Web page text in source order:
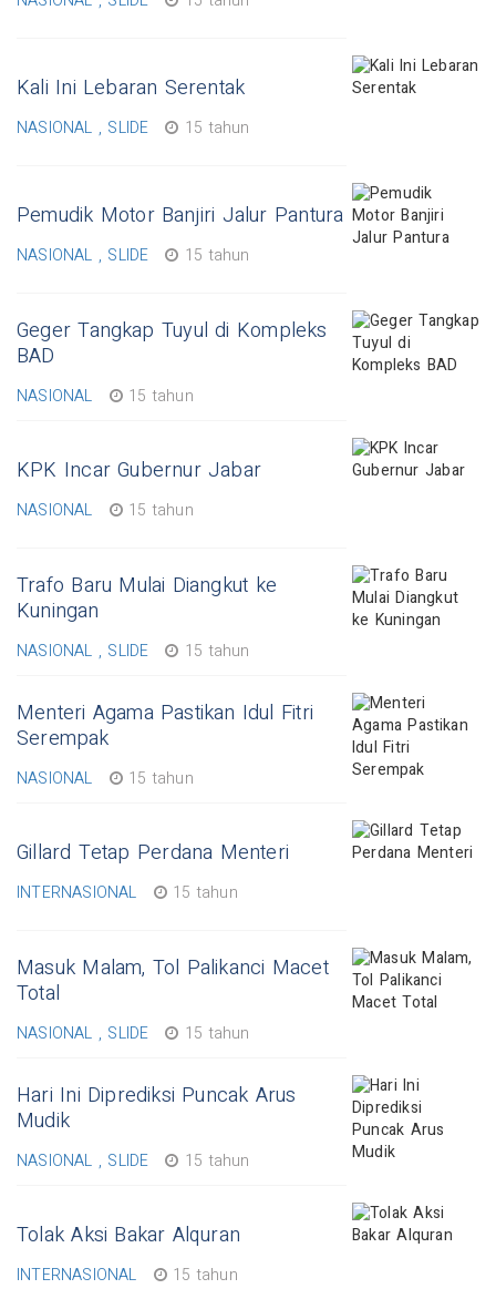
Kali Ini Lebaran Serentak
NASIONAL , SLIDE 15 tahun
Pemudik Motor Banjiri Jalur Pantura
NASIONAL , SLIDE 15 tahun
Geger Tangkap Tuyul di Kompleks
BAD
NASIONAL 15 tahun
KPK Incar Gubernur Jabar
NASIONAL 15 tahun
Trafo Baru Mulai Diangkut ke
Kuningan
NASIONAL , SLIDE 15 tahun
Menteri Agama Pastikan Idul Fitri
Serempak
NASIONAL 15 tahun
Gillard Tetap Perdana Menteri
INTERNASIONAL 15 tahun
Masuk Malam, Tol Palikanci Macet
Total
NASIONAL , SLIDE 15 tahun
Hari Ini Diprediksi Puncak Arus
Mudik
NASIONAL , SLIDE 15 tahun
Tolak Aksi Bakar Alquran
INTERNASIONAL 15 tahun